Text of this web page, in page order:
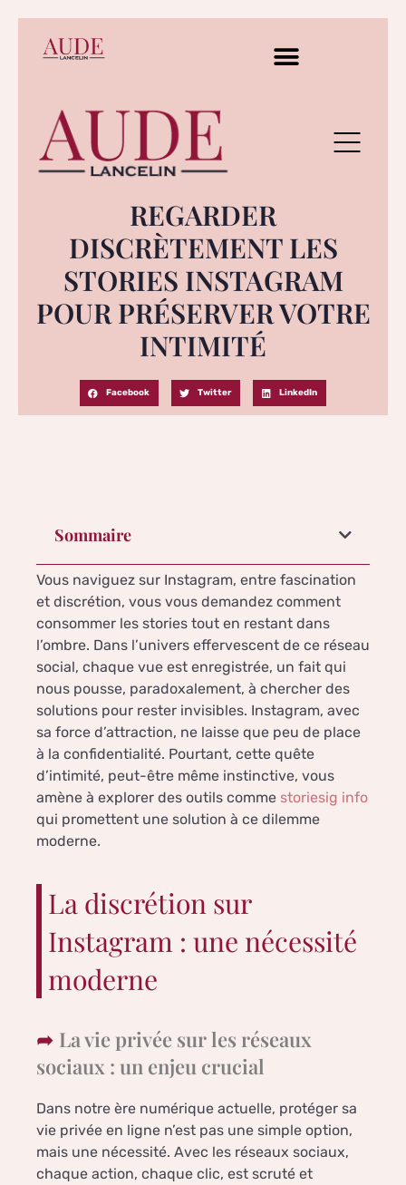
REGARDER
DISCRÈTEMENT LES
STORIES INSTAGRAM
POUR PRÉSERVER VOTRE
INTIMITÉ
Facebook Twitter LinkedIn
Sommaire
Vous naviguez sur Instagram, entre fascination
et discrétion, vous vous demandez comment
consommer les stories tout en restant dans
l’ombre. Dans l’univers effervescent de ce réseau
social, chaque vue est enregistrée, un fait qui
nous pousse, paradoxalement, à chercher des
solutions pour rester invisibles. Instagram, avec
sa force d’attraction, ne laisse que peu de place
à la confidentialité. Pourtant, cette quête
d’intimité, peut-être même instinctive, vous
amène à explorer des outils comme storiesig info
qui promettent une solution à ce dilemme
moderne.
La discrétion sur
Instagram : une nécessité
moderne
La vie privée sur les réseaux
sociaux : un enjeu crucial
Dans notre ère numérique actuelle, protéger sa
vie privée en ligne n’est pas une simple option,
mais une nécessité. Avec les réseaux sociaux,
chaque action, chaque clic, est scruté et